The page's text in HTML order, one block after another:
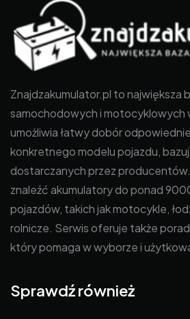
Znajdzakumulator.pl to największa
samochodowych i motocyklowych
umożliwia łatwy dobór
konkretnego modelu pojazdu,
dostarczanych przez
znaleźć akumulatory do ponad
pojazdów, takich jak motocykle,
rolnicze. Serwis oferuje także
który pomaga w wyborze i
Sprawdź również